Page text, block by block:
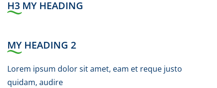
H3 MY HEADING
MY HEADING 2
Lorem ipsum dolor sit amet, eam et reque justo
quidam, audire